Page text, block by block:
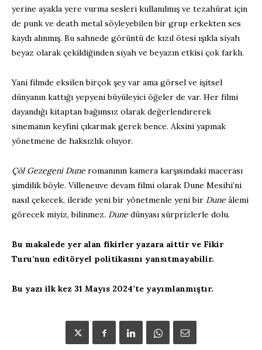
yerine ayakla yere vurma sesleri kullanılmış ve tezahürat için
de punk ve death metal söyleyebilen bir grup erkekten ses
kaydı alınmış. Bu sahnede görüntü de kızıl ötesi ışıkla siyah
beyaz olarak çekildiğinden siyah ve beyazın etkisi çok farklı.
Yani filmde eksilen birçok şey var ama görsel ve işitsel
dünyanın kattığı yepyeni büyüleyici öğeler de var. Her filmi
dayandığı kitaptan bağımsız olarak değerlendirerek
sinemanın keyfini çıkarmak gerek bence. Aksini yapmak
yönetmene de haksızlık oluyor.
Çöl Gezegeni Dune romanının kamera karşısındaki macerası
şimdilik böyle. Villeneuve devam filmi olarak Dune Mesihi’ni
nasıl çekecek, ileride yeni bir yönetmenle yeni bir Dune âlemi
görecek miyiz, bilinmez. Dune dünyası sürprizlerle dolu.
Bu makalede yer alan fikirler yazara aittir ve Fikir
Turu’nun editöryel politikasını yansıtmayabilir.
Bu yazı ilk kez 31 Mayıs 2024’te yayımlanmıştır.